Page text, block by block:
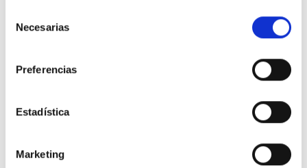
Necesarias
Preferencias
Estadística
Marketing
Tu nombre:
Tu reseña: